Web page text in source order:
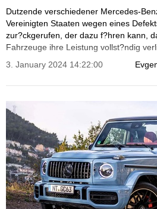
Dutzende verschiedener Mercedes-
Vereinigten Staaten wegen eines
zur?ckgerufen, der dazu f?hren kann,
Fahrzeuge ihre Leistung vollst?ndig
3. January 2024 14:22:00